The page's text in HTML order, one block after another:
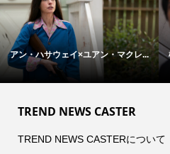
映画『Michael／マイケル』 ジ
ャ...
TREND NEWS CASTER
TREND NEWS CASTERについて